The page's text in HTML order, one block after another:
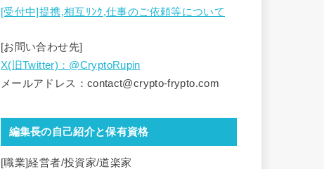
[受付中]提携,相互ﾘﾝｸ,仕事のご依頼等について
[お問い合わせ先]
X(旧Twitter)：@CryptoRupin
メールアドレス：contact@crypto-frypto.com
編集長の自己紹介と保有資格
[職業]経営者/投資家/道楽家